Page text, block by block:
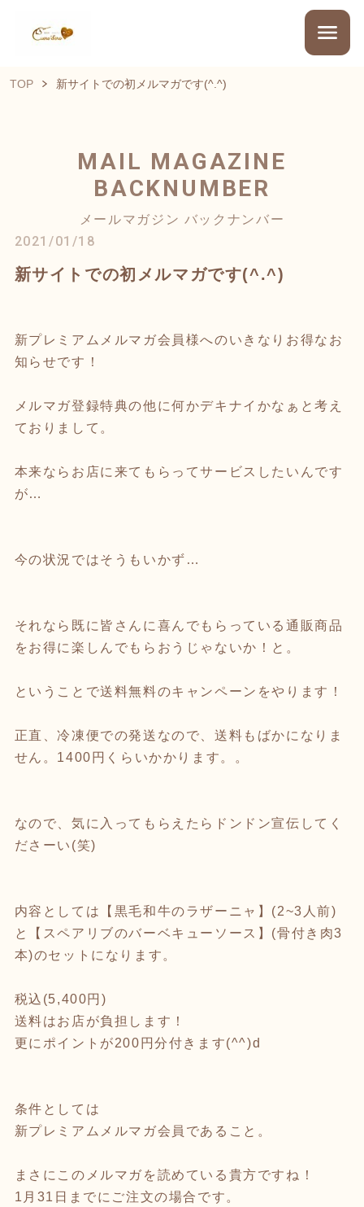
TOP 新サイトでの初メルマガです(^.^)
MAIL MAGAZINE
BACKNUMBER
メールマガジン バックナンバー
2021/01/18
新サイトでの初メルマガです(^.^)
新プレミアムメルマガ会員様へのいきなりお得なお
知らせです！
メルマガ登録特典の他に何かデキナイかなぁと考え
ておりまして。
本来ならお店に来てもらってサービスしたいんです
が…
今の状況ではそうもいかず…
それなら既に皆さんに喜んでもらっている通販商品
をお得に楽しんでもらおうじゃないか！と。
ということで送料無料のキャンペーンをやります！
正直、冷凍便での発送なので、送料もばかになりま
せん。1400円くらいかかります。。
なので、気に入ってもらえたらドンドン宣伝してく
ださーい(笑)
内容としては【黒毛和牛のラザーニャ】(2~3人前)
と【スペアリブのバーベキューソース】(骨付き肉3
本)のセットになります。
税込(5,400円)
送料はお店が負担します！
更にポイントが200円分付きます(^^)d
条件としては
新プレミアムメルマガ会員であること。
まさにこのメルマガを読めている貴方ですね！
1月31日までにご注文の場合です。